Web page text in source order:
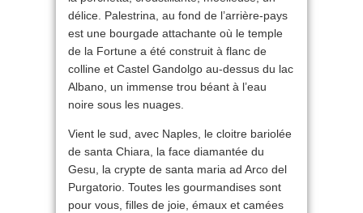
délice. Palestrina, au fond de l’arrière-pays
est une bourgade attachante où le temple
de la Fortune a été construit à flanc de
colline et Castel Gandolgo au-dessus du lac
Albano, un immense trou béant à l’eau
noire sous les nuages.
Vient le sud, avec Naples, le cloitre bariolée
de santa Chiara, la face diamantée du
Gesu, la crypte de santa maria ad Arco del
Purgatorio. Toutes les gourmandises sont
pour vous, filles de joie, émaux et camées